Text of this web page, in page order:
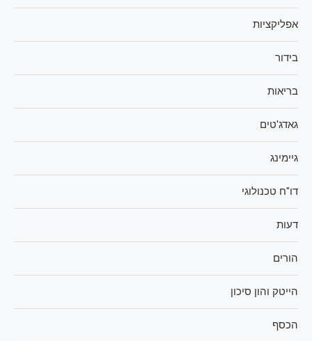
אפליקציות
בידור
בריאות
גאדג'טים
גיימינג
דו"ח טכנולוגי
דעות
הורים
הייטק והון סיכון
הכסף